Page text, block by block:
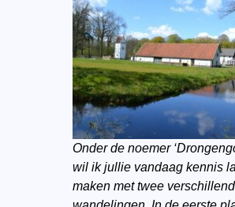
Onder de noemer
wil ik jullie vandaag kennis
maken met twee